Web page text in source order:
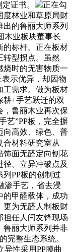
证书。
正在勾
度林业和草原局财
的鲁丽大师系列
木业板块董事长
的标杆。正在板材
转型拐点。虽然
烧时的无害物质一
示优异，却因物
工需求。做为板材
+手艺跃迁的双
，鲁丽木业再次保
艺”PP板，完全摒
向高效、绿色、普
合材料研究室从
饰面无醛定向刨花
、立异冲破点及
PP板的创制过
渗手艺，省去浸
的甲醛载体，成功
更为无醛人制板财
担任人闫友锋现场
鲁丽大师系列并非
完整生态系统。
异性采用PP膜曲